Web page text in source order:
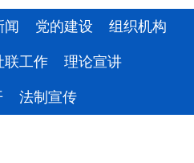
闻 党的建设 组织机构
联工作 理论宣讲
法制宣传